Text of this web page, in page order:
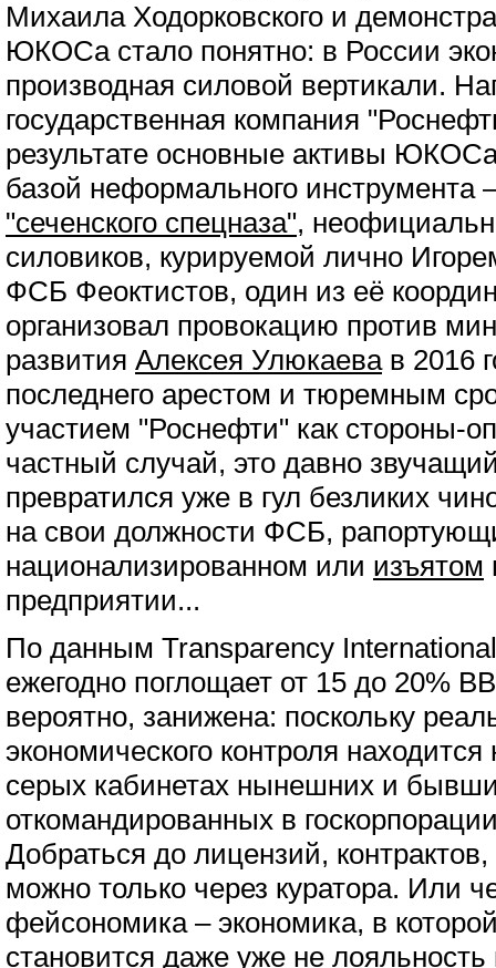
Михаила Ходорковского и
ЮКОСа стало понятно: в России
производная силовой вертикали.
государственная компания
результате основные активы
базой неформального инструмента
"сеченского спецназа",
силовиков, курируемой лично
ФСБ Феоктистов, один из её
организовал провокацию против
развития Алексея Улюкаевав 2016
последнего арестом и тюремным
участием "Роснефти" как стороны-
частный случай, это давно
превратился уже в гул безликих
на свои должности ФСБ,
национализированном или изъятом
предприятии...
По данным Transparency
ежегодно поглощает от 15 до 20%
вероятно, занижена: поскольку
экономического контроля
серых кабинетах нынешних и
откомандированных в
Добраться до лицензий, контрактов,
можно только через куратора. Или
фейсономика – экономика, в
становится даже уже не